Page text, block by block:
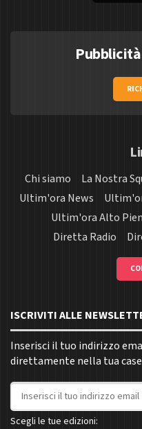
Chi siamo La Nostra
Ultim'ora News
Ultim'ora Alto
Diretta Radio
ISCRIVITI ALLE
Inserisci il tuo indirizzo
direttamente nella tua
Indirizzo email
Scegli le tue edizioni: